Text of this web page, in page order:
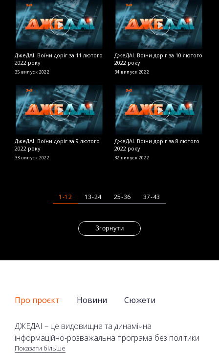
ДжеДАІ. Воїни доріг за 11 лютого
2022 року
35 випуск 2022
ДжеДАІ. Воїни доріг за 10 лютого
2022 року
34 випуск 2022
ДжеДАІ. Воїни доріг за 9 лютого
2022 року
33 випуск 2022
ДжеДАІ. Воїни доріг за 8 лютого
2022 року
32 випуск 2022
1-12 13-24 25-36 37-43
Згорнути
Про проєкт Новини Сюжети
ДЖЕДАІ – це видовищна та динамічна
інформаційно-розважальна програма без політики
та економіки на телеканалі 2+2. У програмі лише
Показати більше